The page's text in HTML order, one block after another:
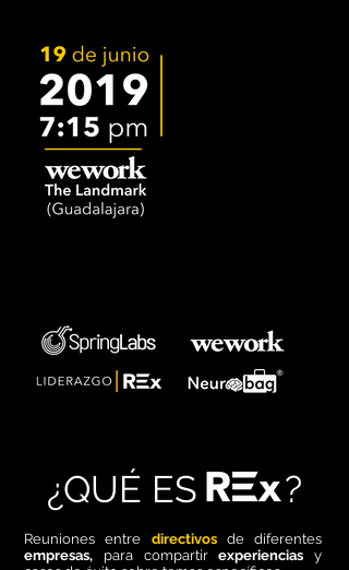
¿QUÉ ES ?
Reuniones entre directivosde diferentes
empresas, para compartirexperiencias y